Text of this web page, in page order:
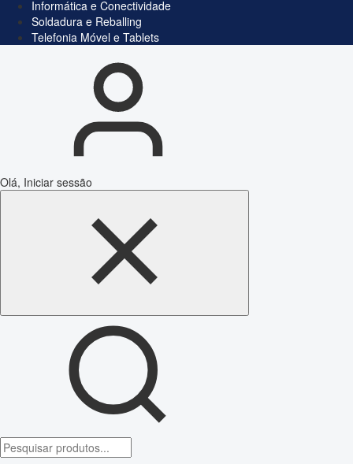
Informática e Conectividade
Soldadura e Reballing
Telefonia Móvel e Tablets
Olá, Iniciar sessão